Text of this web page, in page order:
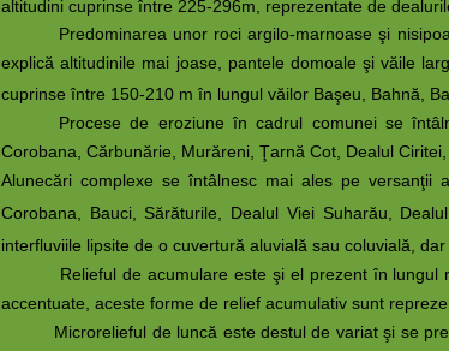
altitudini cuprinse între 225-296m, reprezentate de
Predominarea unor roci argilo-marnoase şi
explică altitudinile mai joase, pantele domoale şi văile
cuprinse între 150-210 m în lungul văilor Başeu, Bahnă,
Procese de eroziune în cadrul comunei se
Corobana, Cărbunărie, Murăreni, Ţarnă Cot, Dealul
Alunecări complexe se întâlnesc mai ales pe versanţii
Corobana, Bauci, Sărăturile, Dealul Viei Suharău,
interfluviile lipsite de o cuvertură aluvială sau coluvială,
Relieful de acumulare este şi el prezent în lungul
accentuate, aceste forme de relief acumulativ sunt
Microrelieful de luncă este destul de variat şi se